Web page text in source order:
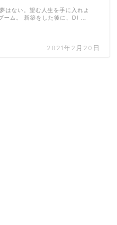
2021年2月20日
はない。望む人生を手に入れよ
ーム。 新築をした後に、DI …